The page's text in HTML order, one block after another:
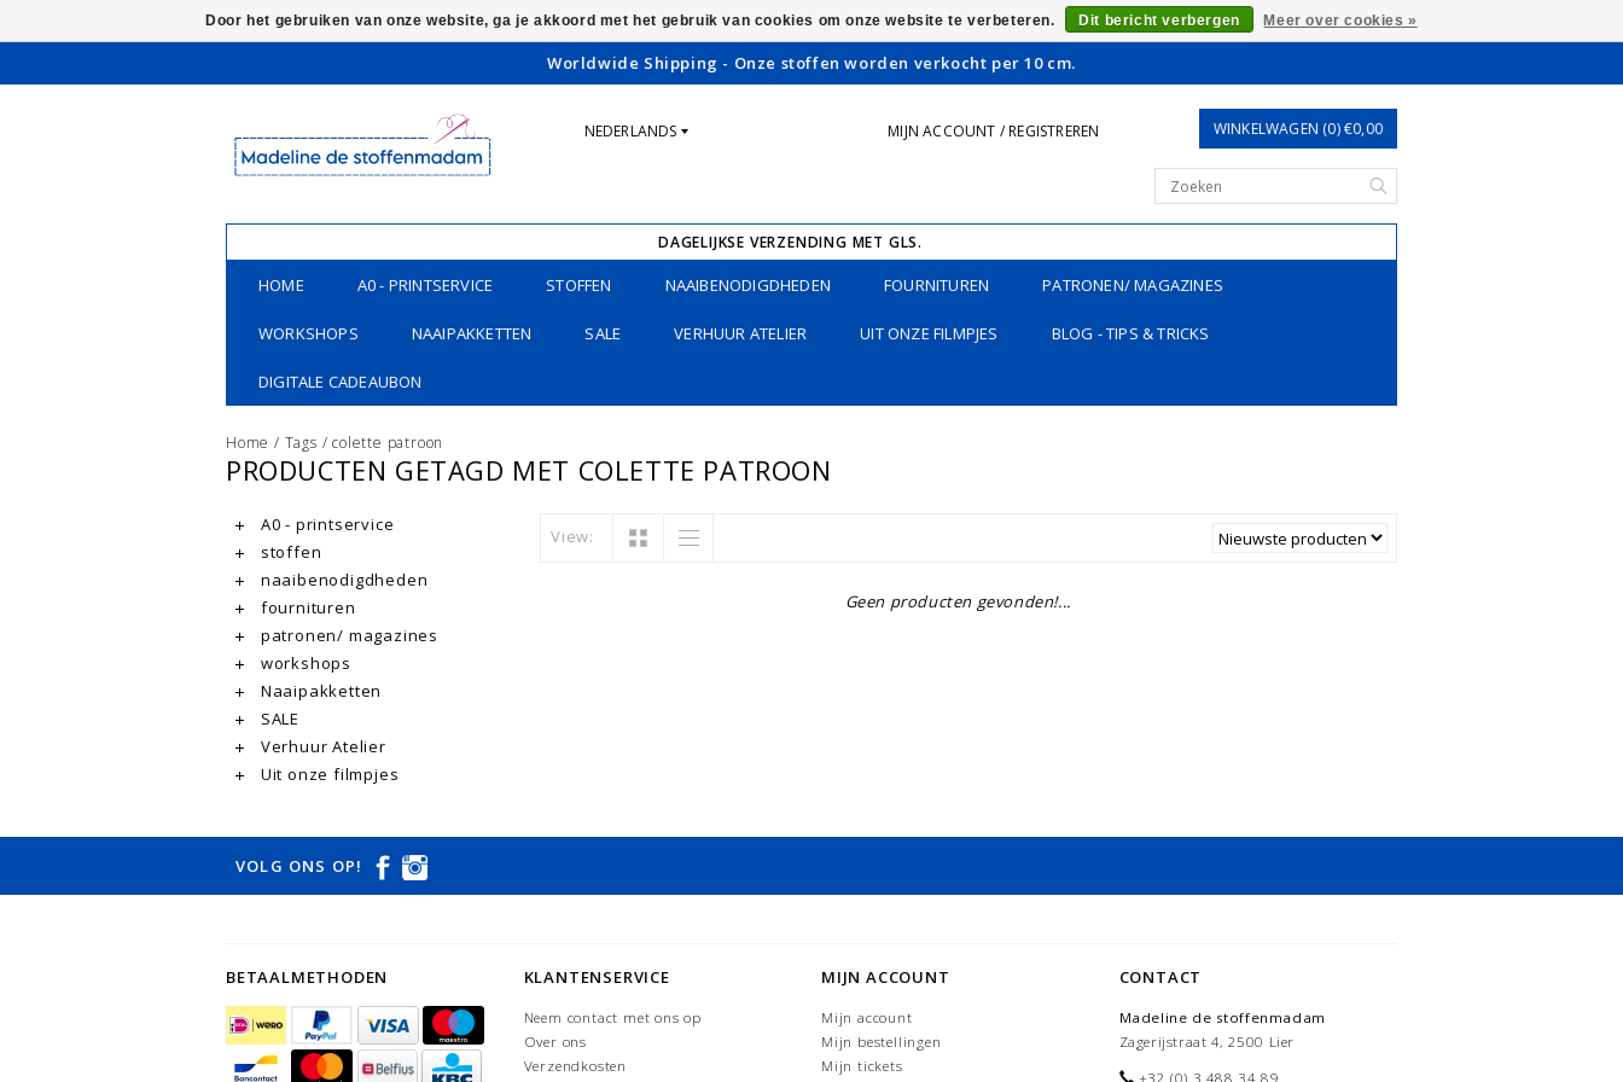
Worldwide Shipping - Onze stoffen worden verkocht per 10 cm.
NEDERLANDS MIJN ACCOUNT / REGISTREREN WINKELWAGEN (0) €0,00
DAGELIJKSE VERZENDING MET GLS.
HOME A0 - PRINTSERVICE STOFFEN NAAIBENODIGDHEDEN FOURNITUREN PATRONEN/ MAGAZINES
WORKSHOPS NAAIPAKKETTEN SALE VERHUUR ATELIER UIT ONZE FILMPJES BLOG - TIPS & TRICKS
DIGITALE CADEAUBON
Home / Tags /colette patroon
PRODUCTEN GETAGD MET COLETTE PATROON
A0 - printservice
stoffen
naaibenodigdheden
fournituren
patronen/ magazines
workshops
Naaipakketten
SALE
Verhuur Atelier
Uit onze filmpjes
View:
Geen producten gevonden!...
VOLG ONS OP!
BETAALMETHODEN KLANTENSERVICE
Neem contact met ons op
Over ons
Verzendkosten
MIJN ACCOUNT
Mijn account
Mijn bestellingen
Mijn tickets
CONTACT
Madeline de stoffenmadam
Zagerijstraat 4, 2500 Lier
+32 (0) 3 488 34 89
Door het gebruiken van onze website, ga je akkoord met het gebruik van cookies om onze website te verbeteren. Dit bericht verbergen Meer over cookies »